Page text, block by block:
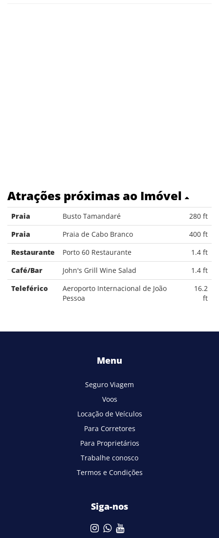
Atrações próximas ao Imóvel
Praia Busto Tamandaré
280 ft
Praia
Praia de Cabo Branco
400 ft
Restaurante
Porto 60 Restaurante
1.4 ft
Café/Bar
John's Grill Wine Salad
1.4 ft
Teleférico
Aeroporto Internacional de João
Pessoa
16.2
ft
Menu
Seguro Viagem
Voos
Locação de Veículos
Para Corretores
Para Proprietários
Trabalhe conosco
Termos e Condições
Siga-nos